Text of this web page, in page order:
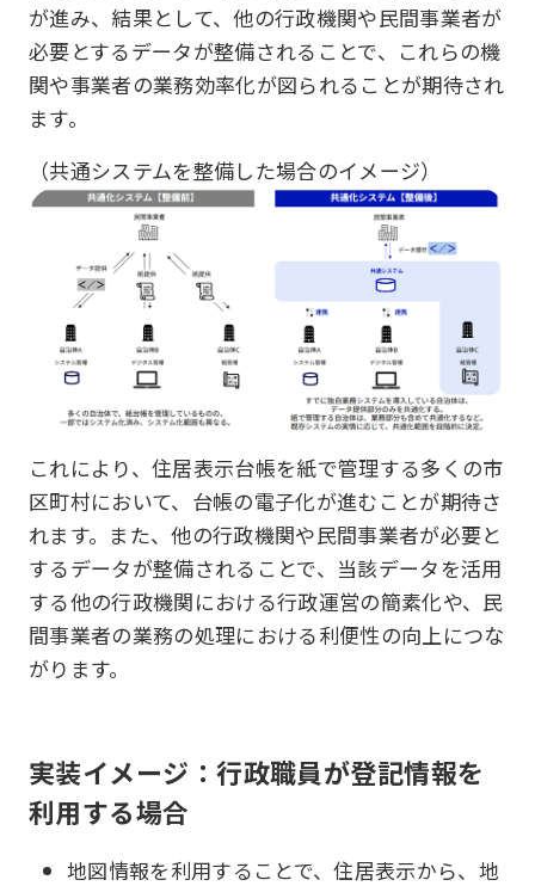
が進み、結果として、他の行政機関や民間事業者が
必要とするデータが整備されることで、これらの機
関や事業者の業務効率化が図られることが期待され
ます。
（共通システムを整備した場合のイメージ）
これにより、住居表示台帳を紙で管理する多くの市
区町村において、台帳の電子化が進むことが期待さ
れます。また、他の行政機関や民間事業者が必要と
するデータが整備されることで、当該データを活用
する他の行政機関における行政運営の簡素化や、民
間事業者の業務の処理における利便性の向上につな
がります。
実装イメージ：行政職員が登記情報を
利用する場合
地図情報を利用することで、住居表示から、地